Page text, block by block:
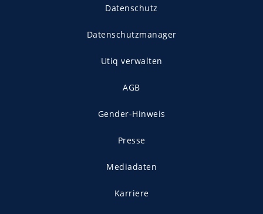
Datenschutz
Datenschutzmanager
Utiq verwalten
AGB
Gender-Hinweis
Presse
Mediadaten
Karriere